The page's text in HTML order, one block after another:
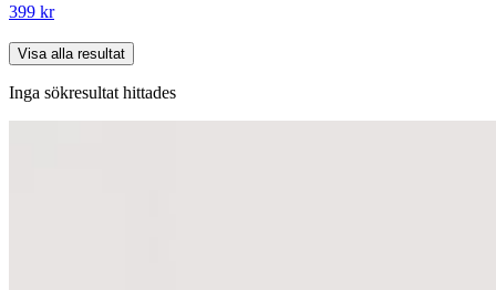
399 kr
Visa alla resultat
Inga sökresultat hittades